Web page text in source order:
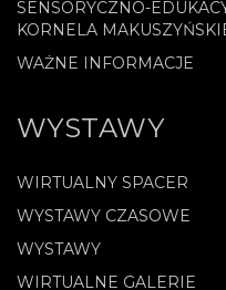
SENSORYCZNO-
KORNELA
WAŻNE INFORMACJE
WYSTAWY
WIRTUALNY SPACER
WYSTAWY CZASOWE
WYSTAWY
WIRTUALNE GALERIE